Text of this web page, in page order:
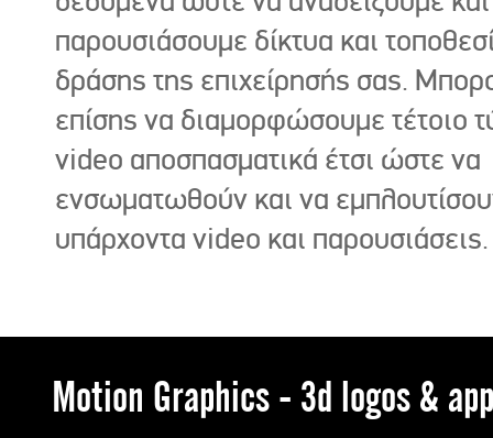
παρουσιάσουμε δίκτυα και
δράσης της επιχείρησής σας.
επίσης να διαμορφώσουμε τέτοιο
video αποσπασματικά έτσι ώστε να
ενσωματωθούν και να
υπάρχοντα video και παρουσιάσεις.
Motion Graphics - 3d logos &